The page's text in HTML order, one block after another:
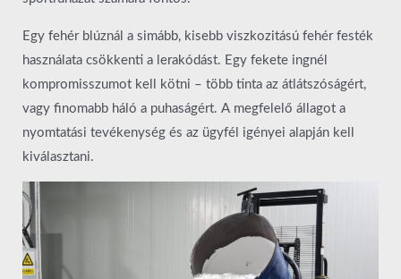
Egy fehér blúznál a simább, kisebb viszkozitású fehér festék
használata csökkenti a lerakódást. Egy fekete ingnél
kompromisszumot kell kötni – több tinta az átlátszóságért,
vagy finomabb háló a puhaságért. A megfelelő állagot a
nyomtatási tevékenység és az ügyfél igényei alapján kell
kiválasztani.